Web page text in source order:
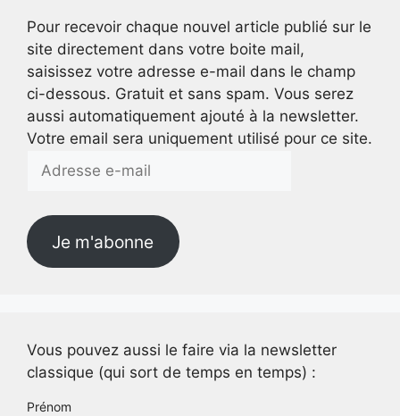
Pour recevoir chaque nouvel article publié sur le
site directement dans votre boite mail,
saisissez votre adresse e-mail dans le champ
ci-dessous. Gratuit et sans spam. Vous serez
aussi automatiquement ajouté à la newsletter.
Votre email sera uniquement utilisé pour ce site.
Adresse
Je m'abonne
Vous pouvez aussi le faire via la newsletter
classique (qui sort de temps en temps) :
Prénom